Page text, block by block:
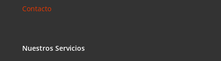
Contacto
Nuestros Servicios